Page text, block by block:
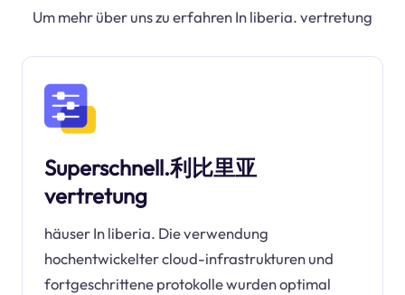
Um mehr über uns zu erfahren In liberia. vertretung
Superschnell.利比里亚
vertretung
häuser In liberia. Die verwendung
hochentwickelter cloud-infrastrukturen und
fortgeschrittene protokolle wurden optimal